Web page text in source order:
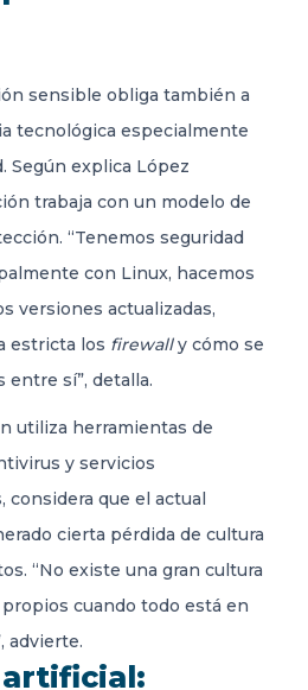
sensible obliga también a
tecnológica especialmente
Según explica López
trabaja con un modelo de
“Tenemos seguridad
con Linux, hacemos
versiones actualizadas,
estricta los firewally cómo se
entre sí”, detalla.
utiliza herramientas de
y servicios
considera que el actual
cierta pérdida de cultura
“No existe una gran cultura
cuando todo está en
advierte.